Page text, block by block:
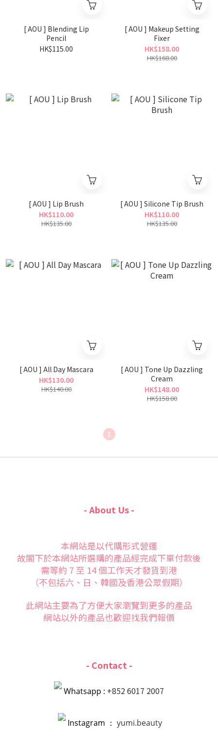
[ AOU ] Blending Lip
Pencil
HK$115.00
[ AOU ] Makeup Setting
Fixer
HK$158.00
HK$168.00
[ AOU ] Lip Brush
HK$110.00
HK$135.00
[ AOU ] Silicone Tip Brush
HK$110.00
HK$135.00
[ AOU ] All Day Mascara
HK$130.00
HK$140.00
[ AOU ] Tone Up Dazzling
Cream
HK$148.00
HK$158.00
1
- About Us -
本網站是以代購形式營運
故閣下於本網站所選購的產品經完成下單付款後
需等約 7 至 14 個工作天才發貨到港
（不包括六、日、韓國及香港公眾假期）
此網站主要為了方便大家瀏覽到更多的產品
網站以外的產品也歡迎找我們報價
- Contact -
Whatsapp : +852 6017 2007
Instagram ： yumi.beauty